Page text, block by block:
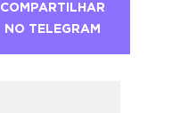
COMPARTILHAR
NO TELEGRAM